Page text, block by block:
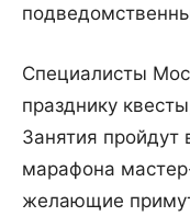
Специалисты
празднику
Занятия
марафона
желающие